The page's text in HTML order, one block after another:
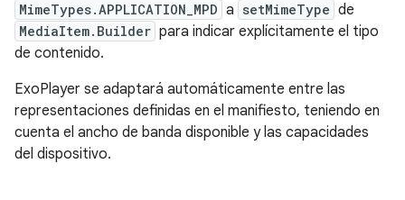
MimeTypes.APPLICATION_MPD a setMimeType de
MediaItem.Builder para indicar explícitamente el tipo
de contenido.
ExoPlayer se adaptará automáticamente entre las
representaciones definidas en el manifiesto, teniendo en
cuenta el ancho de banda disponible y las capacidades
del dispositivo.